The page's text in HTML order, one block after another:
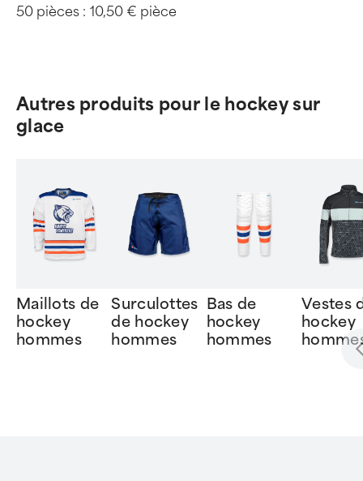
50 pièces : 10,50 € pièce
Autres produits pour le hockey sur
glace
Maillots de
hockey
hommes
Surculottes
de hockey
hommes
Bas de
hockey
hommes
Vestes
hockey